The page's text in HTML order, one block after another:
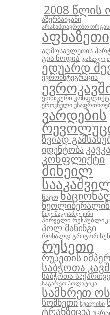
2008 წლის
აზერბაიჯანი
არასამთავრობო
აფხაზეთი
აღმოსავლეთის
გია ნოდია
ედუარდ
ევროინტეგრაცია
ეთნიკური
ეროვნული
ვარდების
ზვიად
იდენტობა
კონფლიქტი
მიხეილ
ნატო
ნილ მაკფარლეინი
პირველი
პოლ მანინგი
რონალდ გრიგორ
რუსეთი
რუსეთის
საბჭოთა
საბჭოთა
საგარეო პოლიტიკა
სამხრეთ
სომხეთი სტალინი
ტრანზიცია